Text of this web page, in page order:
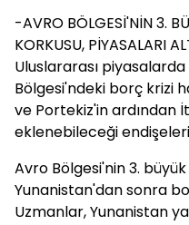
-AVRO BÖLGESİ'NİN 3.
KORKUSU, PİYASALARI
Uluslararası
Bölgesi'ndeki borç krizi
ve Portekiz'in ardından
eklenebileceği
Avro Bölgesi'nin 3.
Yunanistan'dan sonra
Uzmanlar, Yunanistan